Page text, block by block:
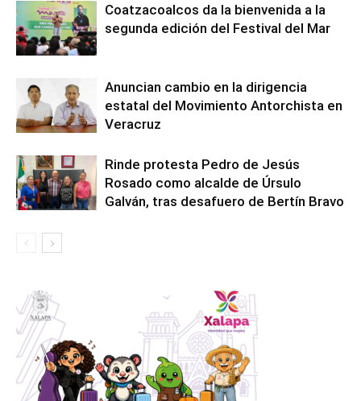
Coatzacoalcos da la bienvenida a la
segunda edición del Festival del Mar
Anuncian cambio en la dirigencia
estatal del Movimiento Antorchista en
Veracruz
Rinde protesta Pedro de Jesús
Rosado como alcalde de Úrsulo
Galván, tras desafuero de Bertín Bravo